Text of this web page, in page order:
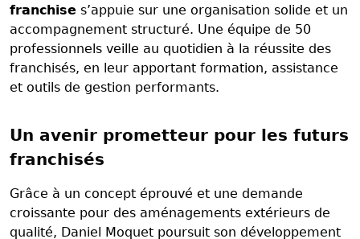
franchise s’appuie sur une organisation solide et un
accompagnement structuré. Une équipe de 50
professionnels veille au quotidien à la réussite des
franchisés, en leur apportant formation, assistance
et outils de gestion performants.
Un avenir prometteur pour les futurs
franchisés
Grâce à un concept éprouvé et une demande
croissante pour des aménagements extérieurs de
qualité, Daniel Moquet poursuit son développement